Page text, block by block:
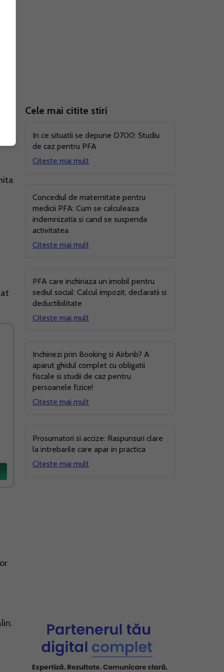
Cele mai citite stiri
In ce situatii se depune D700: Studiu
de caz pentru PFA
Citeste mai mult
Concediul de maternitate pentru
medicii PFA: Cum se calculeaza
indemnizatia si cand se suspenda
activitatea
Citeste mai mult
PFA care inchiriaza un imobil pentru
sediul social: Calcul impozit, declaratii si
deductibilitate
Citeste mai mult
Inchiriezi prin Booking si Airbnb? A
aparut ghidul complet cu obligatii
fiscale si studii de caz pentru
persoanele fizice!
Citeste mai mult
Prosumatori si accize: Raspunsuri clare
la intrebarile care apar in practica
Citeste mai mult